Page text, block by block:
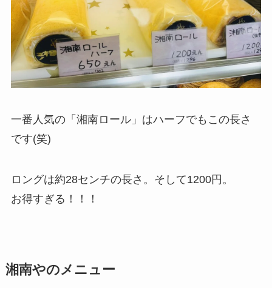
一番人気の「湘南ロール」はハーフでもこの長さ
です(笑)
ロングは約28センチの長さ。そして1200円。
お得すぎる！！！
湘南やのメニュー